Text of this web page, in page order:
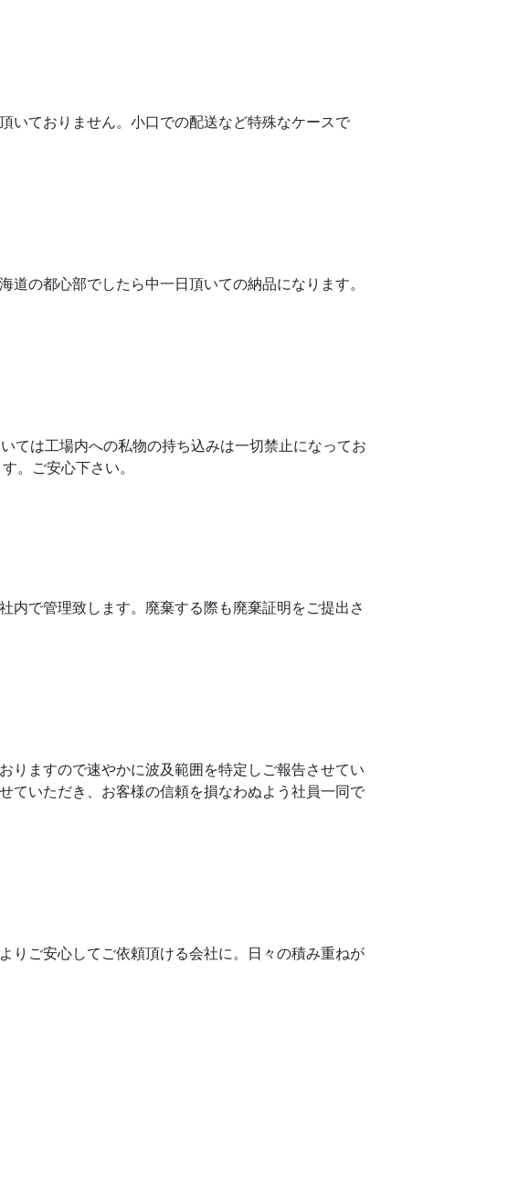
いておりません。小口での配送など特殊なケースで
の都心部でしたら中一日頂いての納品になります。
ては工場内への私物の持ち込みは一切禁止になってお
。ご安心下さい。
内で管理致します。廃棄する際も廃棄証明をご提出さ
りますので速やかに波及範囲を特定しご報告させてい
ていただき、お客様の信頼を損なわぬよう社員一同で
りご安心してご依頼頂ける会社に。日々の積み重ねが